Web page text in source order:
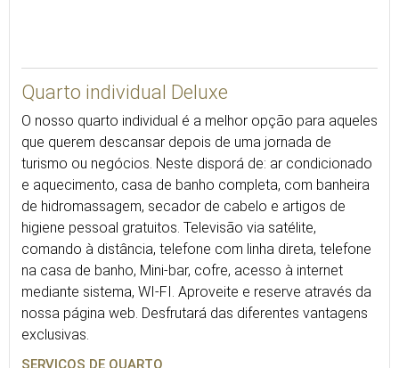
Quarto individual Deluxe
O nosso quarto individual é a melhor opção para aqueles
que querem descansar depois de uma jornada de
turismo ou negócios. Neste disporá de: ar condicionado
e aquecimento, casa de banho completa, com banheira
de hidromassagem, secador de cabelo e artigos de
higiene pessoal gratuitos. Televisão via satélite,
comando à distância, telefone com linha direta, telefone
na casa de banho, Mini-bar, cofre, acesso à internet
mediante sistema, WI-FI. Aproveite e reserve através da
nossa página web. Desfrutará das diferentes vantagens
exclusivas.
SERVIÇOS DE QUARTO